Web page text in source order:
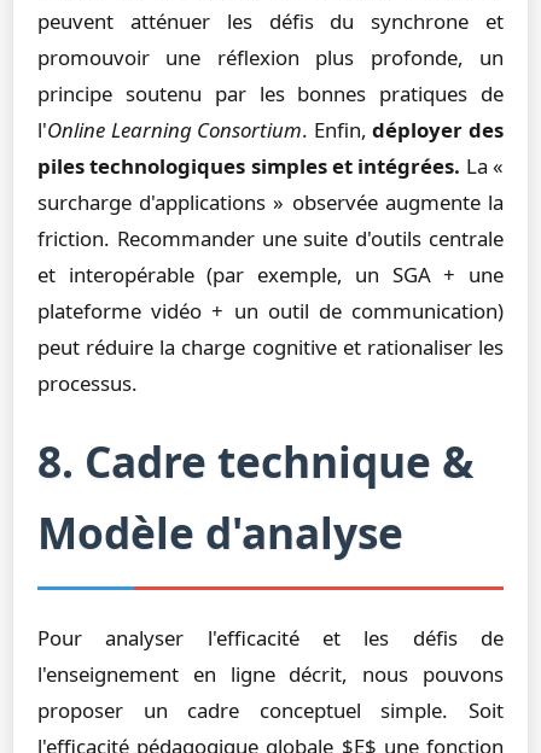
peuvent atténuer les défis du synchrone et
promouvoir une réflexion plus profonde, un
principe soutenu par les bonnes pratiques de
l'Online Learning Consortium. Enfin,déployer des
piles technologiques simples et intégrées. La «
surcharge d'applications » observée augmente la
friction. Recommander une suite d'outils centrale
et interopérable (par exemple, un SGA + une
plateforme vidéo + un outil de communication)
peut réduire la charge cognitive et rationaliser les
processus.
8. Cadre technique &
Modèle d'analyse
Pour analyser l'efficacité et les défis de
l'enseignement en ligne décrit, nous pouvons
proposer un cadre conceptuel simple. Soit
l'efficacité pédagogique globale $E$ une fonction